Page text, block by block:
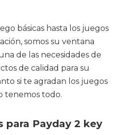
básicas hasta los juegos
somos su ventana
de las necesidades de
de calidad para su
si te agradan los juegos
tenemos todo.
para Payday 2 key